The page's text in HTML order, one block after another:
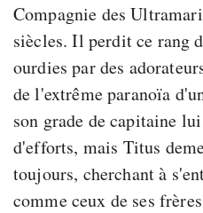
Compagnie des
siècles. Il perdit ce rang
ourdies par des
de l'extrême paranoïa
son grade de capitaine
d'efforts, mais Titus
toujours, cherchant à
comme ceux de ses